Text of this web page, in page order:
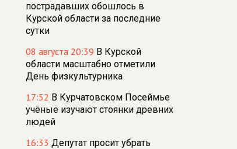
пострадавших обошлось в
Курской области за последние
сутки
08 августа 20:39 В Курской
области масштабно отметили
День физкультурника
17:52 В Курчатовском Посеймье
учёные изучают стоянки древних
людей
16:33 Депутат просит убрать